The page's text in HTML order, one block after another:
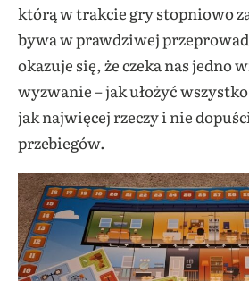
którą w trakcie gry stopniowo
bywa w prawdziwej
okazuje się, że czeka nas jedno
wyzwanie – jak ułożyć
jak najwięcej rzeczy i nie
przebiegów.